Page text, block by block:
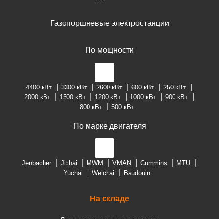
Газопоршневые электростанции
По мощности
4400 кВт 3300 кВт 2600 кВт 600 кВт
250 кВт
2000 кВт
1500 кВт 1200 кВт 1000 кВт
900 кВт
800 кВт
500 кВт
По марке двигателя
Jenbacher Jichai MWM VMAN Cummins
MTU
Yuchai
Weichai Baudouin
На складе